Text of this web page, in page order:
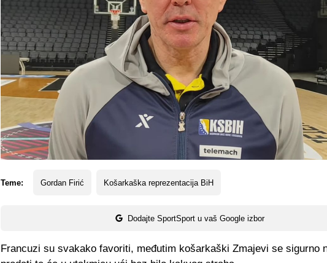
Teme: Gordan Firić Košarkaška reprezentacija BiH
Dodajte SportSport u vaš Google izbor
Francuzi su svakako favoriti, međutim košarkaški Zmajevi se sigurno